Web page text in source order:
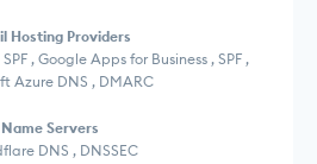
Hosting Providers
, Google Apps for Business , SPF ,
Azure DNS , DMARC
Name Servers
DNS , DNSSEC